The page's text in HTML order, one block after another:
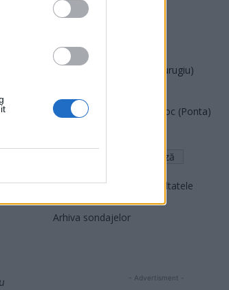
PUSL (D. Voiculescu)
PNCR (Terheș)
Partidul Patrioților (Surugiu)
România pe Primul Loc (Ponta)
Arată rezultatele
Arhiva sondajelor
- Advertisment -